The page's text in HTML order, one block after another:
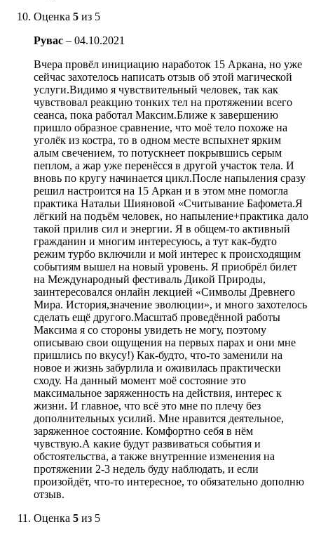
Оценка 5 из 5
Рувас – 04.10.2021
Вчера провёл инициацию наработок 15 Аркана, но уже
сейчас захотелось написать отзыв об этой магической
услуги.Видимо я чувствительный человек, так как
чувствовал реакцию тонких тел на протяжении всего
сеанса, пока работал Максим.Ближе к завершению
пришло образное сравнение, что моё тело похоже на
уголёк из костра, то в одном месте вспыхнет ярким
алым свечением, то потускнеет покрывшись серым
пеплом, а жар уже перенёсся в другой участок тела. И
вновь по кругу начинается цикл.После напыления сразу
решил настроится на 15 Аркан и в этом мне помогла
практика Натальи Шияновой «Считывание Бафомета.Я
лёгкий на подъём человек, но напыление+практика дало
такой прилив сил и энергии. Я в общем-то активный
гражданин и многим интересуюсь, а тут как-будто
режим турбо включили и мой интерес к происходящим
событиям вышел на новый уровень. Я приобрёл билет
на Международный фестиваль Дикой Природы,
заинтересовался онлайн лекцией «Символы Древнего
Мира. История,значение эволюции», и много захотелось
сделать ещё другого.Масштаб проведённой работы
Максима я со стороны увидеть не могу, поэтому
описываю свои ощущения на первых парах и они мне
пришлись по вкусу!) Как-будто, что-то заменили на
новое и жизнь забурлила и оживилась практически
сходу. На данный момент моё состояние это
максимальное заряженность на действия, интерес к
жизни. И главное, что всё это мне по плечу без
дополнительных усилий. Мне нравится деятельное,
заряженное состояние. Комфортно себя в нём
чувствую.А какие будут развиваться события и
обстоятельства, а также внутренние изменения на
протяжении 2-3 недель буду наблюдать, и если
произойдёт, что-то интересное, то обязательно дополню
отзыв.
Оценка 5 из 5